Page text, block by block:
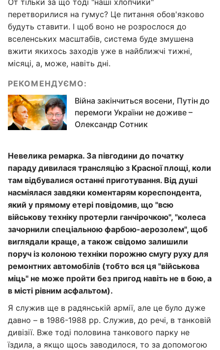
От тільки за що тоді "наші хлопчики"
перетворилися на гумус? Це питання обов'язково
будуть ставити. І щоб воно не розрослося до
вселенських масштабів, система буде змушена
вжити якихось заходів уже в найближчі тижні,
місяці, а, може, навіть дні.
РЕКОМЕНДУЄМО:
Війна закінчиться восени, Путін до
перемоги України не доживе –
Олександр Сотник
Невелика ремарка. За півгодини до початку
параду дивилася трансляцію з Красної площі, коли
там відбувалися останні приготування. Від душі
насміялася завдяки коментарям кореспондента,
який у прямому етері повідомив, що "всю
військову техніку протерли ганчірочкою", "колеса
зачорнили спеціальною фарбою-аерозолем", щоб
виглядали краще, а також свідомо залишили
поруч із колоною техніки порожню смугу руху для
ремонтних автомобілів (тобто вся ця "військова
міць" не може пройти без пригод навіть не в бою, а
в місті рівним асфальтом).
Я служив ще в радянській армії, але це було дуже
давно – в 1986-1988 рр. Служив, до речі, в танковій
дивізії. Вже тоді половина танкового парку не
їздила, а якщо щось заводилося, то за допомогою